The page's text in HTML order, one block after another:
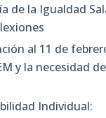
de la Igualdad
al 11 de
y la necesidad
Individual: